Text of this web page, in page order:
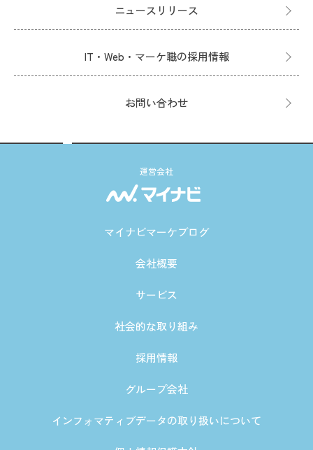
ニュースリリース
IT・Web・マーケ職の採用情報
お問い合わせ
運営会社
マイナビマーケブログ
会社概要
サービス
社会的な取り組み
採用情報
グループ会社
インフォマティブデータの取り扱いについて